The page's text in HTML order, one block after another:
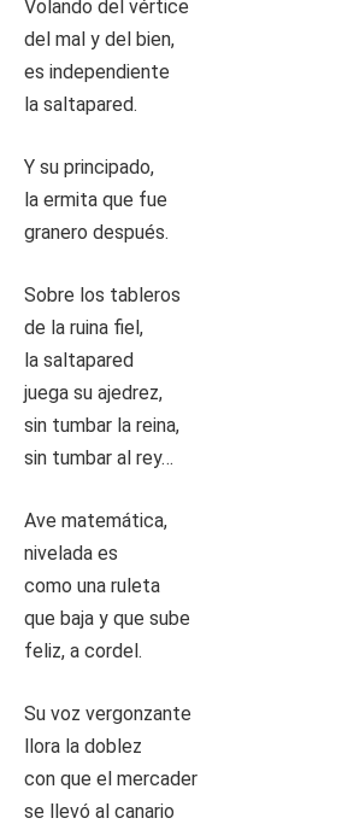
Volando del vértice
del mal y del bien,
es independiente
la saltapared.
Y su principado,
la ermita que fue
granero después.
Sobre los tableros
de la ruina fiel,
la saltapared
juega su ajedrez,
sin tumbar la reina,
sin tumbar al rey…
Ave matemática,
nivelada es
como una ruleta
que baja y que sube
feliz, a cordel.
Su voz vergonzante
llora la doblez
con que el mercader
se llevó al canario